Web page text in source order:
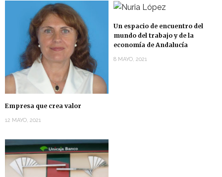
Empresa que crea valor
12 MAYO, 2021
Un espacio de encuentro del
mundo del trabajo y de la
economía de Andalucía
8 MAYO, 2021